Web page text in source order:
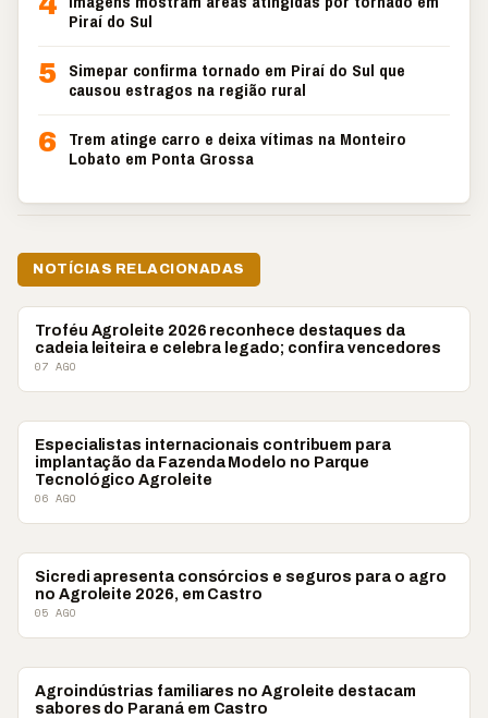
Piraí do Sul
5 Simepar confirma tornado em Piraí do Sul que
causou estragos na região rural
6 Trem atinge carro e deixa vítimas na Monteiro
Lobato em Ponta Grossa
NOTÍCIAS RELACIONADAS
AGRONEGÓCIO
Troféu Agroleite 2026 reconhece destaques da
cadeia leiteira e celebra legado; confira vencedores
07 AGO
AGRONEGÓCIO
Especialistas internacionais contribuem para
implantação da Fazenda Modelo no Parque
Tecnológico Agroleite
06 AGO
AGRONEGÓCIO
Sicredi apresenta consórcios e seguros para o agro
no Agroleite 2026, em Castro
05 AGO
AGRONEGÓCIO
Agroindústrias familiares no Agroleite destacam
sabores do Paraná em Castro